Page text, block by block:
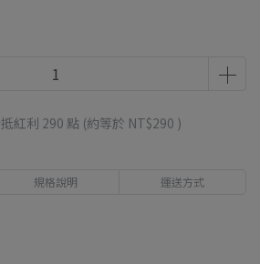
紅利 290 點 (約等於 NT$290 )
規格說明 運送方式